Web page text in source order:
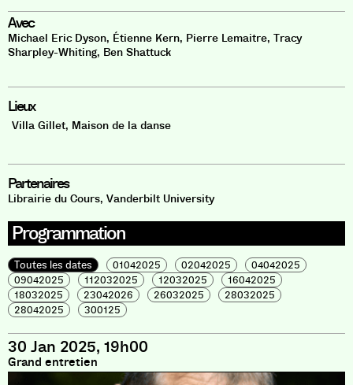
Avec
Michael Eric Dyson, Étienne Kern, Pierre Lemaitre, Tracy
Sharpley-Whiting, Ben Shattuck
Lieux
Villa Gillet, Maison de la danse
Partenaires
Librairie du Cours, Vanderbilt University
Programmation
Toutes les dates 01042025 02042025
04042025
09042025
112032025 12032025
16042025
18032025
23042026 26032025
28032025
28042025
300125
30 Jan 2025, 19h00
Grand entretien